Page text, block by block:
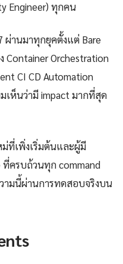
Engineer) ทุกคน
ผ่านมาทุกยุคตั้งแต่ Bare
Container Orchestration
CI CD Automation
เห็นว่ามี impact มากที่สุด
ที่เพิ่งเริ่มต้นและผู้มี
ครบถ้วนทุก command
มนี้ผ่านการทดสอบจริงบน